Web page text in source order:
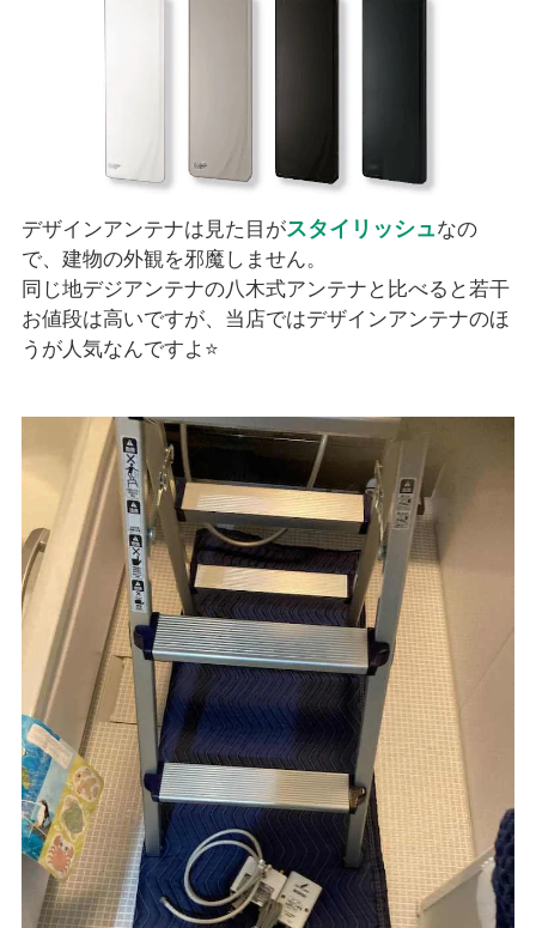
デザインアンテナは見た目がスタイリッシュなの
で、建物の外観を邪魔しません。
同じ地デジアンテナの八木式アンテナと比べると若干
お値段は高いですが、当店ではデザインアンテナのほ
うが人気なんですよ⭐️